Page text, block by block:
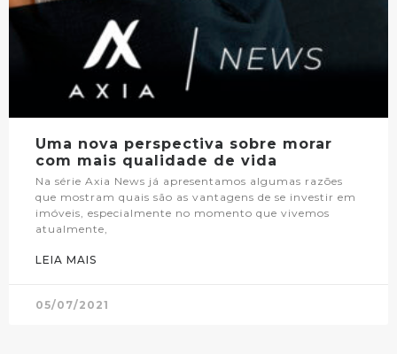
Uma nova perspectiva sobre morar
com mais qualidade de vida
Na série Axia News já apresentamos algumas razões
que mostram quais são as vantagens de se investir em
imóveis, especialmente no momento que vivemos
atualmente,
LEIA MAIS
05/07/2021